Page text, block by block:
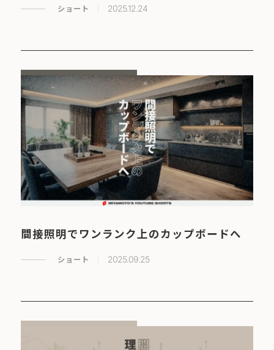
ショート 2025.12.24
間接照明でワンランク上のカップボードへ
ショート 2025.09.25